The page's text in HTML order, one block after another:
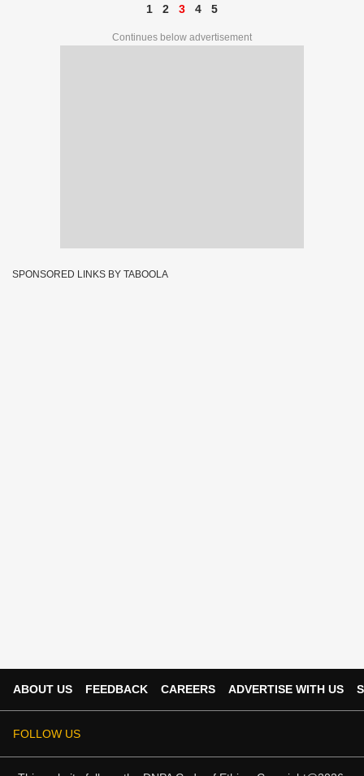
1 2 3 4 5
Continues below advertisement
SPONSORED LINKS BY TABOOLA
ABOUT US FEEDBACK CAREERS ADVERTISE WITH US
FOLLOW US